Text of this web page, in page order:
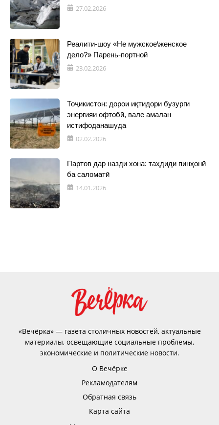
27.02.2026
Реалити-шоу «Не мужское\женское
дело?» Парень-портной
23.02.2026
Тоҷикистон: дорои иқтидори бузурги
энергияи офтобӣ, вале амалан
истифоданашуда
02.02.2026
Партов дар назди хона: таҳдиди пинҳонӣ
ба саломатӣ
14.01.2026
«Вечёрка» — газета столичных новостей, актуальные
материалы, освещающие социальные проблемы,
экономические и политические новости.
О Вечёрке
Рекламодателям
Обратная связь
Карта сайта